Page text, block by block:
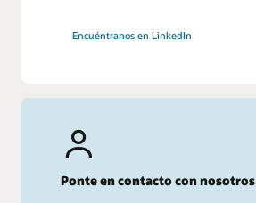
Encuéntranos en LinkedIn
Ponte en contacto con nosotros